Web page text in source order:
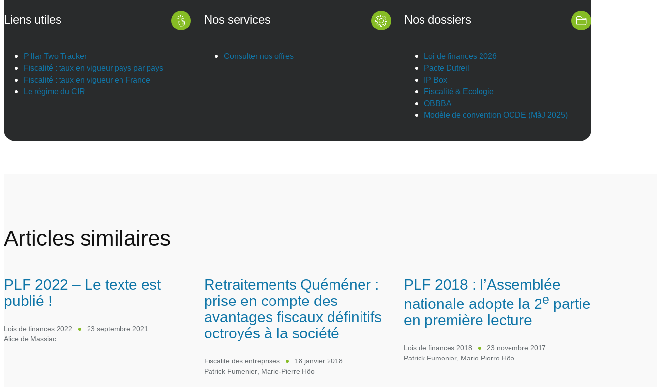
Liens utiles
Pillar Two Tracker
Fiscalité : taux en vigueur pays par pays
Fiscalité : taux en vigueur en France
Le régime du CIR
Nos services
Consulter nos offres
Nos dossiers
Loi de finances 2026
Pacte Dutreil
IP Box
Fiscalité & Ecologie
OBBBA
Modèle de convention OCDE (MàJ 2025)
Articles similaires
PLF 2022 – Le texte est
publié !
Lois de finances 2022
23 septembre 2021
Alice de Massiac
Retraitements Quéméner :
prise en compte des
avantages fiscaux définitifs
octroyés à la société
Fiscalité des entreprises
18 janvier 2018
Patrick Fumenier, Marie-Pierre Hôo
PLF 2018 : l’Assemblée
nationale adopte la 2e partie
en première lecture
Lois de finances 2018
23 novembre 2017
Patrick Fumenier, Marie-Pierre Hôo